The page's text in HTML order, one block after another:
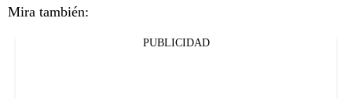
Mira también:
PUBLICIDAD